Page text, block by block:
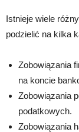
Istnieje wiele
podzielić na kilka
Zobowiązania
na koncie
Zobowiązania
podatkowych.
Zobowiązania